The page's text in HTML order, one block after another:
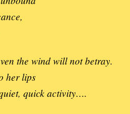
the wind will not betray.
her lips
quick activity….